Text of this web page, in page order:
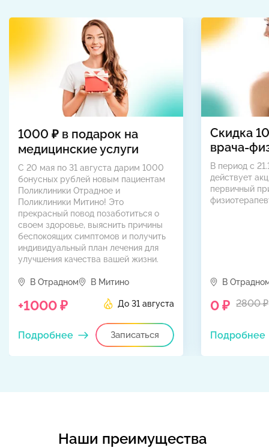
1000 ₽ в подарок на
медицинские услуги
С 20 мая по 31 августа дарим 1000
бонусных рублей новым пациентам
Поликлиники Отрадное и
Поликлиники Митино! Это
прекрасный повод позаботиться о
своем здоровье, выяснить причины
беспокоящих симптомов и получить
индивидуальный план лечения для
улучшения качества вашей жизни.
В Отрадном В Митино
До 31 августа
+1000 ₽
Записаться
Подробнее
Скидка
врача-
В период с
действует
первичный
В
0 ₽ 2800 ₽
Подробнее
Наши преимущества